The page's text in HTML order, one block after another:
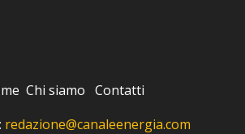
Chi siamo Contatti
redazione@canaleenergia.com